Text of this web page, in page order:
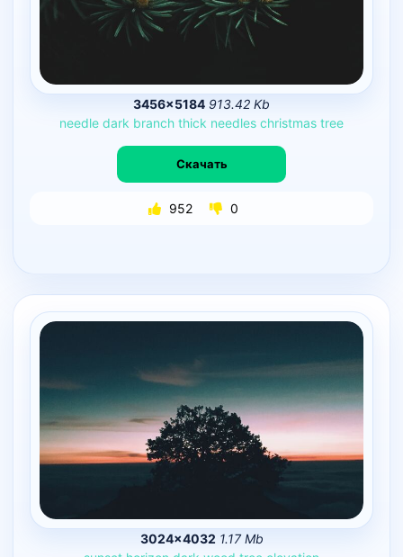
3456×5184 913.42 Kb
needle dark branch thick needles christmas tree
Скачать
952 0
3024×4032 1.17 Mb